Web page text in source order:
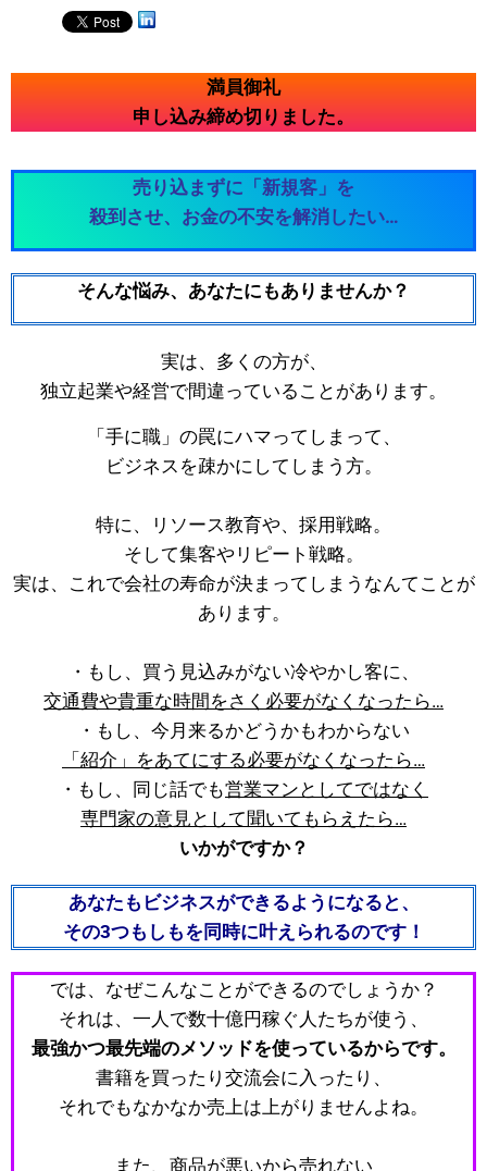
満員御礼
申し込み締め切りました。
売り込まずに「新規客」を
殺到させ、お金の不安を解消したい…
そんな悩み、あなたにもありませんか？
実は、多くの方が、
独立起業や経営で間違っていることがあります。
「手に職」の罠にハマってしまって、
ビジネスを疎かにしてしまう方。
特に、リソース教育や、採用戦略。
そして集客やリピート戦略。
実は、これで会社の寿命が決まってしまうなんてことが
あります。
・もし、買う見込みがない冷やかし客に、
交通費や貴重な時間をさく必要がなくなったら…
・もし、今月来るかどうかもわからない
「紹介」をあてにする必要がなくなったら…
・もし、同じ話でも営業マンとしてではなく
専門家の意見として聞いてもらえたら…
いかがですか？
あなたもビジネスができるようになると、
その3つもしもを同時に叶えられるのです！
では、なぜこんなことができるのでしょうか？
それは、一人で数十億円稼ぐ人たちが使う、
最強かつ最先端のメソッドを使っているからです。
書籍を買ったり交流会に入ったり、
それでもなかなか売上は上がりませんよね。
また、 商品が悪いから売れない